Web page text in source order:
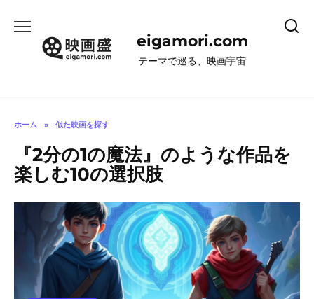
eigamori.com
テーマで巡る、映画宇宙
ホーム » 似た映画を探す
『2分の1の魔法』のような作品を
楽しむ10の選択肢